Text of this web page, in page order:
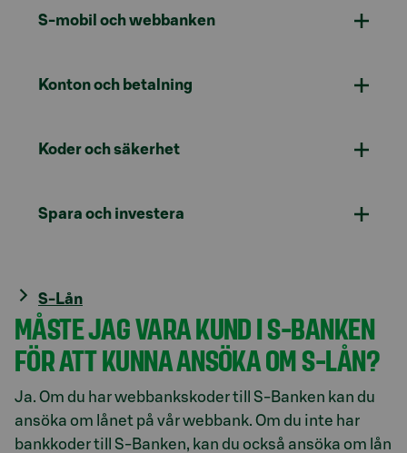
S-mobil och webbanken
Konton och betalning
Koder och säkerhet
Spara och investera
S-Lån
MÅSTE JAG VARA KUND I S-BANKEN
FÖR ATT KUNNA ANSÖKA OM S-LÅN?
Ja. Om du har webbankskoder till S-Banken kan du
ansöka om lånet på vår webbank. Om du inte har
bankkoder till S-Banken, kan du också ansöka om lån